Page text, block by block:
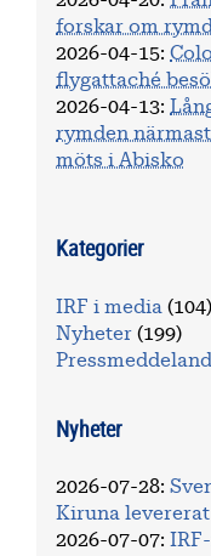
forskar om
2026-04-15:
flygattaché
2026-04-13:
rymden
möts i Abisko
Kategorier
IRF i media (104)
Nyheter (199)
Nyheter
2026-07-28:
Kiruna
2026-07-07: